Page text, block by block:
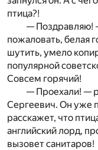
птица?!
— Поздравляю!
пожаловать, белая
шутить, умело
популярной
Совсем горячий!
— Проехали! —
Сергеевич. Он уже
расскажет, что
английский лорд,
вызовет санитаров!